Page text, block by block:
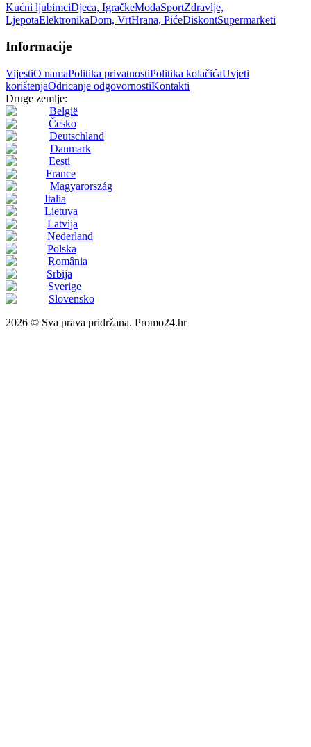
Kućni ljubimciDjeca, IgračkeModaSportZdravlje,
LjepotaElektronikaDom, VrtHrana, PićeDiskontSupermarketi
Informacije
VijestiO namaPolitika privatnostiPolitika kolačićaUvjeti
korištenjaOdricanje odgovornostiKontakti
Druge zemlje:
België
Česko
Deutschland
Danmark
Eesti
France
Magyarország
Italia
Lietuva
Latvija
Nederland
Polska
România
Srbija
Sverige
Slovensko
2026 © Sva prava pridržana. Promo24.hr